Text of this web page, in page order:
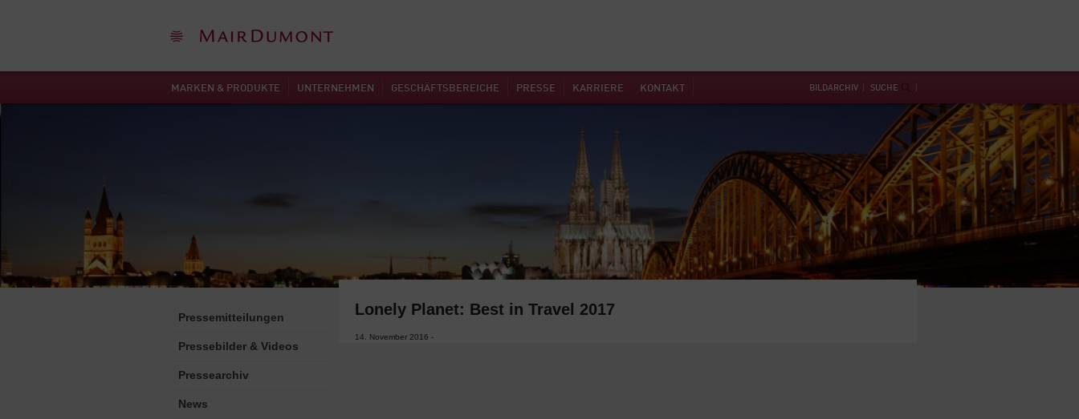
MARKEN & PRODUKTE UNTERNEHMEN GESCHÄFTSBEREICHE PRESSE KARRIERE KONTAKT BILDARCHIV SUCHE
Pressemitteilungen
Pressebilder & Videos
Pressearchiv
News
Lonely Planet: Best in Travel 2017
14. November 2016 -